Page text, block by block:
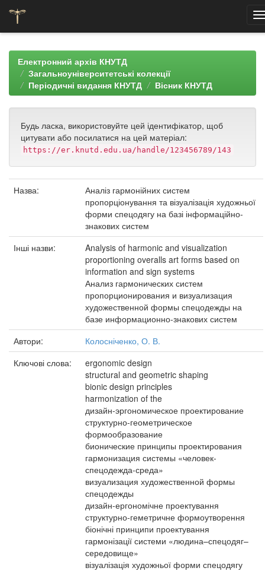
navigationЕлектронний архів КНУТД
Загальноуніверситетські колекції
Періодичні видання КНУТД
Вісник КНУТД
Будь ласка, використовуйте цей ідентифікатор, щоб
цитувати або посилатися на цей матеріал:
https://er.knutd.edu.ua/handle/123456789/143
Назва:
Аналіз гармонійних систем
пропорціонування та візуалізація художньої
форми спецодягу на базі інформаційно-
знакових систем
Інші назви:
Analysis of harmonic and visualization
proportioning overalls art forms based on
information and sign systems
Анализ гармонических систем
пропорционирования и визуализация
художественной формы спецодежды на
базе информационно-знакових систем
Автори:
Колосніченко, О. В.
Ключові слова:
ergonomic design
structural and geometric shaping
bionic design principles
harmonization of the
дизайн-эргономическое проектирование
структурно-геометрическое
формообразование
бионические принципы проектирования
гармонизация системы «человек-
спецодежда-среда»
визуализация художественной формы
спецодежды
дизайн-ергономічне проектування
структурно-геметричне формоутворення
біонічні принципи проектування
гармонізації системи «людина–спецодяг–
середовище»
візуалізація художньої форми спецодягу